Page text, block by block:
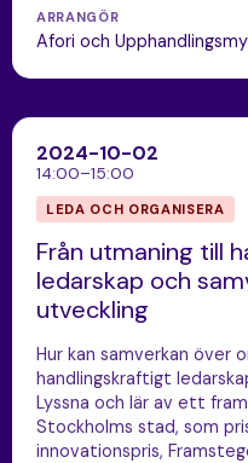
ARRANGÖR
Afori och
2024-10-02
14:00–15:00
LEDA OCH ORGANISERA
Från utmaning till
ledarskap och
utveckling
Hur kan samverkan över
handlingskraftigt
Lyssna och lär av ett
Stockholms stad, som
innovationspris,